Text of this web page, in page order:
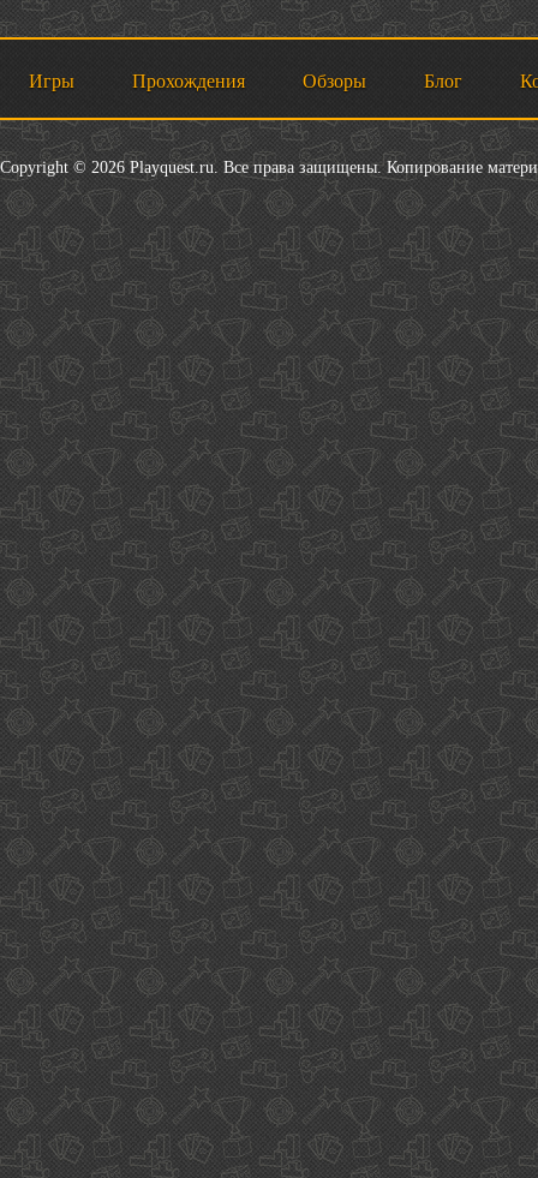
Игры Прохождения Обзоры Блог
Copyright © 2026 Playquest.ru. Все права защищены. Копирование